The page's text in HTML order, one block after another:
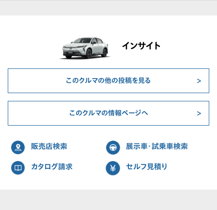
インサイト
このクルマの他の投稿を見る
このクルマの情報ページへ
販売店検索 展示車・試乗車検索
カタログ請求 セルフ見積り